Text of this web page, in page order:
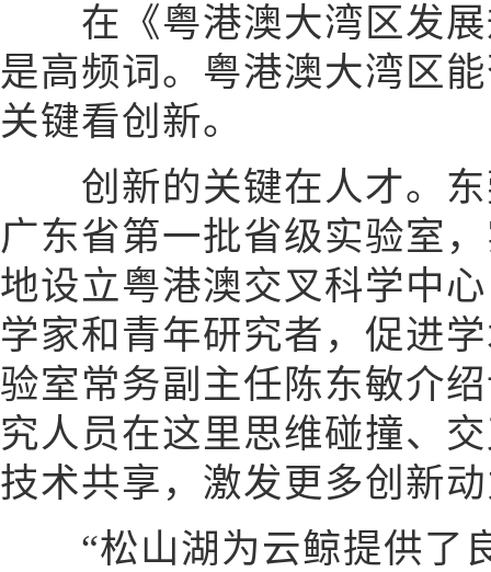
在《粤港澳大湾区发展
是高频词。粤港澳大湾区
关键看创新。
创新的关键在人才。东
广东省第一批省级实验室
地设立粤港澳交叉科学中
学家和青年研究者，促进
验室常务副主任陈东敏介
究人员在这里思维碰撞、
技术共享，激发更多创新
“松山湖为云鲸提供了